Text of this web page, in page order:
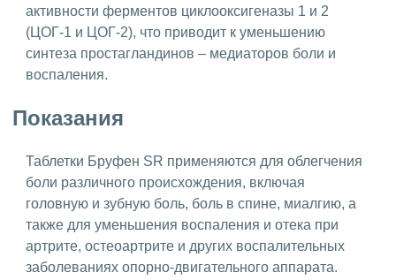
активности ферментов циклооксигеназы 1 и 2
(ЦОГ-1 и ЦОГ-2), что приводит к уменьшению
синтеза простагландинов – медиаторов боли и
воспаления.
Показания
Таблетки Бруфен SR применяются для облегчения
боли различного происхождения, включая
головную и зубную боль, боль в спине, миалгию, а
также для уменьшения воспаления и отека при
артрите, остеоартрите и других воспалительных
заболеваниях опорно-двигательного аппарата.